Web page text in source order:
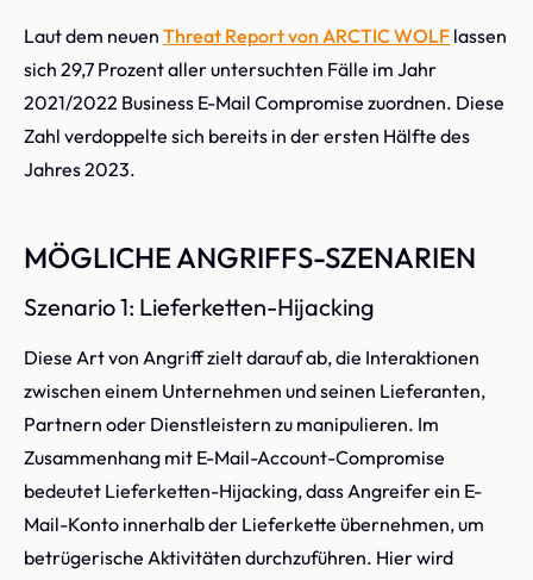
Laut dem neuen Threat Report von ARCTIC WOLF lassen
sich 29,7 Prozent aller untersuchten Fälle im Jahr
2021/2022 Business E-Mail Compromise zuordnen. Diese
Zahl verdoppelte sich bereits in der ersten Hälfte des
Jahres 2023.
MÖGLICHE ANGRIFFS-SZENARIEN
Szenario 1: Lieferketten-Hijacking
Diese Art von Angriff zielt darauf ab, die Interaktionen
zwischen einem Unternehmen und seinen Lieferanten,
Partnern oder Dienstleistern zu manipulieren. Im
Zusammenhang mit E-Mail-Account-Compromise
bedeutet Lieferketten-Hijacking, dass Angreifer ein E-
Mail-Konto innerhalb der Lieferkette übernehmen, um
betrügerische Aktivitäten durchzuführen. Hier wird